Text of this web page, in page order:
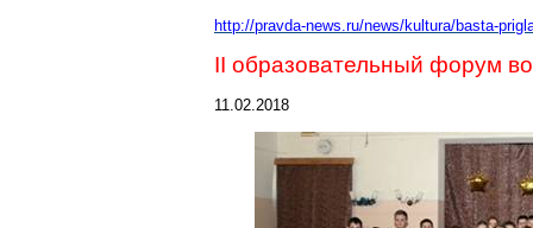
http://pravda-news.ru/news/kultura/basta-
II образовательный форум
11.02.2018